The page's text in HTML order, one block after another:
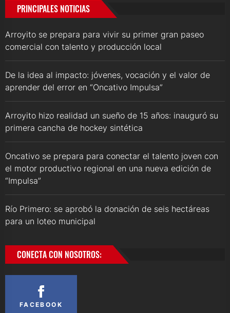
PRINCIPALES NOTICIAS
Arroyito se prepara para vivir su primer gran paseo
comercial con talento y producción local
De la idea al impacto: jóvenes, vocación y el valor de
aprender del error en “Oncativo Impulsa”
Arroyito hizo realidad un sueño de 15 años: inauguró su
primera cancha de hockey sintética
Oncativo se prepara para conectar el talento joven con
el motor productivo regional en una nueva edición de
“Impulsa”
Río Primero: se aprobó la donación de seis hectáreas
para un loteo municipal
CONECTA CON NOSOTROS:
FACEBOOK